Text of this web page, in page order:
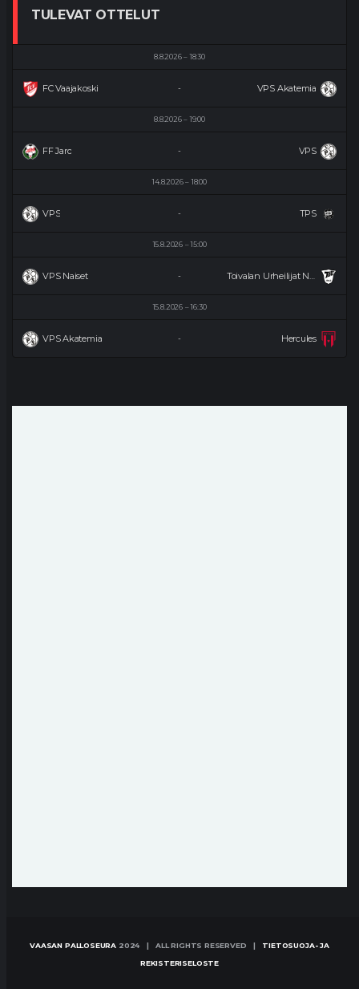
TULEVAT OTTELUT
8.8.2026 18:30
FC Vaajakoski VPS Akatemia
-
8.8.2026 19:00
FF Jaro VPS
-
14.8.2026 18:00
VPS TPS
-
15.8.2026 15:00
VPS Naiset -
15.8.2026 16:30
VPS Akatemia Hercules
-
VAASAN PALLOSEURA 2024 | ALL RIGHTS RESERVED | TIETOSUOJA- JA
REKISTERISELOSTE